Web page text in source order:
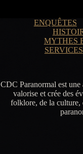
ENQUÊTES
MYTHES
SERVICES
CDC Paranormal est
valorise et crée des
folklore, de la culture,